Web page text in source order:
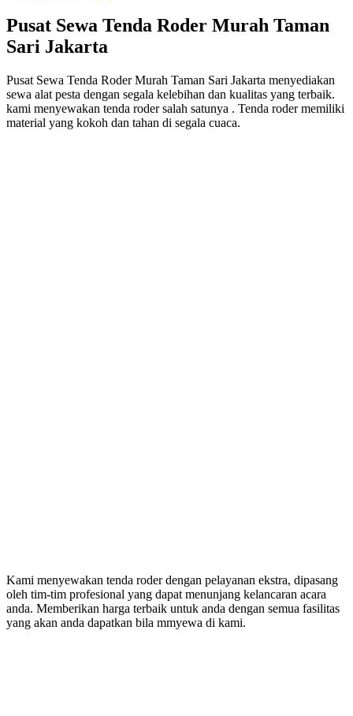
Pusat Sewa Tenda Roder Murah Taman
Sari Jakarta
Pusat Sewa Tenda Roder Murah Taman Sari Jakarta menyediakan
sewa alat pesta dengan segala kelebihan dan kualitas yang terbaik.
kami menyewakan tenda roder salah satunya . Tenda roder memiliki
material yang kokoh dan tahan di segala cuaca.
Kami menyewakan tenda roder dengan pelayanan ekstra, dipasang
oleh tim-tim profesional yang dapat menunjang kelancaran acara
anda. Memberikan harga terbaik untuk anda dengan semua fasilitas
yang akan anda dapatkan bila mmyewa di kami.